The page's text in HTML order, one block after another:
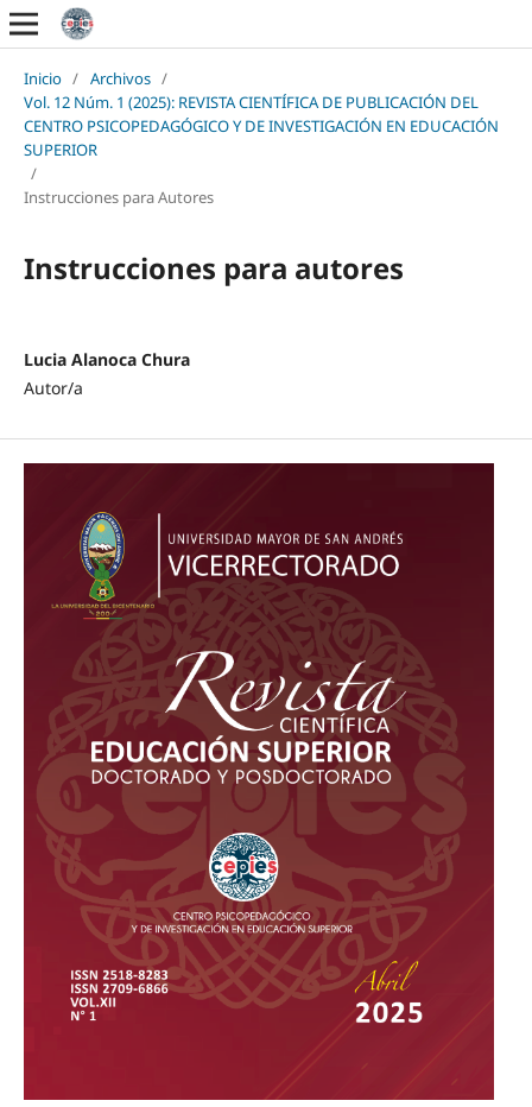
Inicio / Archivos /
Vol. 12 Núm. 1 (2025): REVISTA CIENTÍFICA DE PUBLICACIÓN DEL
CENTRO PSICOPEDAGÓGICO Y DE INVESTIGACIÓN EN EDUCACIÓN
SUPERIOR
/
Instrucciones para Autores
Instrucciones para autores
Lucia Alanoca Chura
Autor/a